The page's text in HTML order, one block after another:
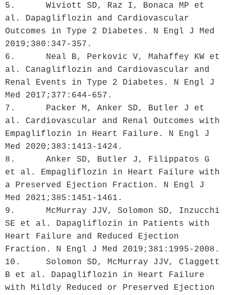
5.	Wiviott SD, Raz I, Bonaca MP et
al. Dapagliflozin and Cardiovascular
Outcomes in Type 2 Diabetes. N Engl J Med
2019;380:347-357.
6.	Neal B, Perkovic V, Mahaffey KW et
al. Canagliflozin and Cardiovascular and
Renal Events in Type 2 Diabetes. N Engl J
Med 2017;377:644-657.
7.	Packer M, Anker SD, Butler J et
al. Cardiovascular and Renal Outcomes with
Empagliflozin in Heart Failure. N Engl J
Med 2020;383:1413-1424.
8.	Anker SD, Butler J, Filippatos G
et al. Empagliflozin in Heart Failure with
a Preserved Ejection Fraction. N Engl J
Med 2021;385:1451-1461.
9.	McMurray JJV, Solomon SD, Inzucchi
SE et al. Dapagliflozin in Patients with
Heart Failure and Reduced Ejection
Fraction. N Engl J Med 2019;381:1995-2008.
10.	Solomon SD, McMurray JJV, Claggett
B et al. Dapagliflozin in Heart Failure
with Mildly Reduced or Preserved Ejection